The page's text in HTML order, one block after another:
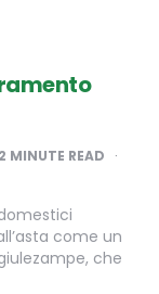
2 MINUTE READ
come un
che